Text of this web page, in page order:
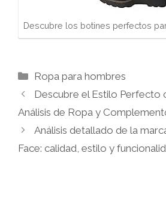
Descubre los botines perfectos
Categorías
Ropa para hombres
Descubre el Estilo Perfecto
Análisis de Ropa y
Análisis detallado de la
Face: calidad, estilo y